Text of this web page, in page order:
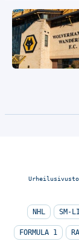
NHL SM-
FORMULA 1